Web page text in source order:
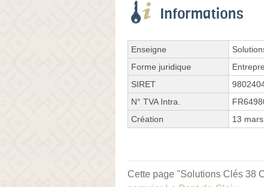
Informations
Enseigne
Forme juridique
SIRET
N° TVA Intra.
Création
13
Cette page "Solutions Clés 38